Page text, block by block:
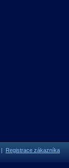
| Registrace zákazníka